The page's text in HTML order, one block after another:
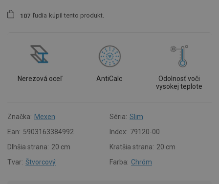
1 07 ľudia kúpil tento produkt.
Nerezová oceľ AntiCalc
Odolnosť voči
vysokej teplote
Značka: Mexen Séria: Slim
Ean: 5903163384992 Index: 79120-00
Dlhšia strana: 20 cm Kratšia strana: 20 cm
Tvar: Štvorcový Farba: Chróm